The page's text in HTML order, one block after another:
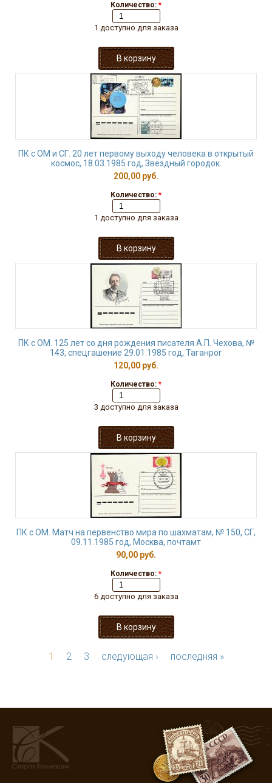
Количество: *
1 доступно для заказа
ПК с ОМ и СГ. 20 лет первому выходу человека в открытый
космос, 18.03.1985 год, Звёздный городок.
200,00 руб.
Количество: *
1 доступно для заказа
ПК с ОМ. 125 лет со дня рождения писателя А.П. Чехова, №
143, спецгашение 29.01.1985 год, Таганрог
120,00 руб.
Количество: *
3 доступно для заказа
ПК с ОМ. Матч на первенство мира по шахматам, № 150, СГ,
09.11.1985 год, Москва, почтамт
90,00 руб.
Количество: *
6 доступно для заказа
1 2 3 следующая › последняя »